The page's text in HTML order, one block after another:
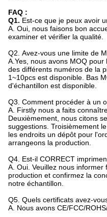
FAQ :
Q1. Est-ce que je peux avoir
A. Oui, nous faisons bon
examiner et vérifier la qualité.
Q2. Avez-vous une limite de
A.Yes, nous avons MOQ
des différents numéros de la
1~10pcs est disponible. Bas
d'échantillon est disponible.
Q3. Comment procéder à un
A. Firstly nous a faits
Deuxièmement, nous citons
suggestions. Troisièmement
les endroits un dépôt pour
arrangeons la production.
Q4. Est-il CORRECT
A. Oui. Veuillez nous
production et confirmez la
notre échantillon.
Q5. Quels certificats avez-
A. Nous avons CE/FCC/